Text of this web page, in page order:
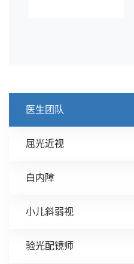
医生团队
屈光近视
白内障
小儿斜弱视
验光配镜师